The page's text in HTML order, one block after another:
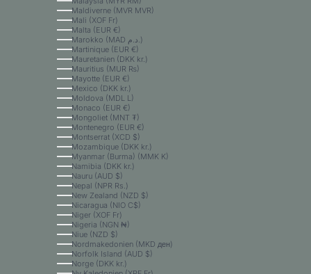
Maldiverne (MVR MVR)
Mali (XOF Fr)
Malta (EUR €)
Marokko (MAD د.م.)
Martinique (EUR €)
Mauretanien (DKK kr.)
Mauritius (MUR ₨)
Mayotte (EUR €)
Mexico (DKK kr.)
Moldova (MDL L)
Monaco (EUR €)
Mongoliet (MNT ₮)
Montenegro (EUR €)
Montserrat (XCD $)
Mozambique (DKK kr.)
Myanmar (Burma) (MMK K)
Namibia (DKK kr.)
Nauru (AUD $)
Nepal (NPR Rs.)
New Zealand (NZD $)
Nicaragua (NIO C$)
Niger (XOF Fr)
Nigeria (NGN ₦)
Niue (NZD $)
Nordmakedonien (MKD ден)
Norfolk Island (AUD $)
Norge (DKK kr.)